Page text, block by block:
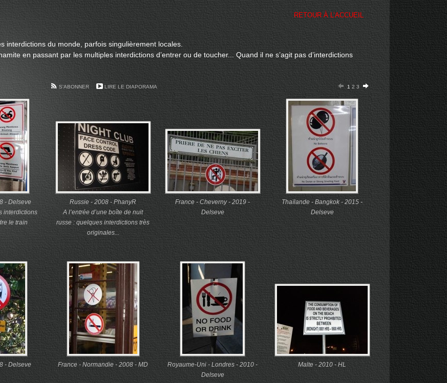
RETOUR À L’ACCUEIL
interdictions du monde, parfois singulièrement locales.
en passant par les multiples interdictions d’entrer ou de toucher... Quand il ne s’agit pas d’interdictions
- Delseve
interdictions
le train
Russie - 2008 - PhanyR
A l’entrée d’une boîte de nuit
russe : quelques interdictions très
originales...
France - Cheverny - 2019 -
Delseve
Thaïlande - Bangkok - 2015 -
Delseve
- Delseve France - Normandie - 2008 - MD
Royaume-Uni - Londres - 2010 -
Delseve
Malte - 2010 - HL
1 2 3
S’ABONNER LIRE LE DIAPORAMA